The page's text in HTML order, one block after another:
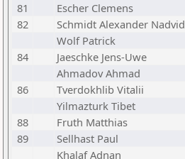
81
Escher Clemens
82
Schmidt Alexander Nadvid
Wolf Patrick
84
Jaeschke Jens-Uwe
Ahmadov Ahmad
86
Tverdokhlib Vitalii
Yilmazturk Tibet
88
Fruth Matthias
89
Sellhast Paul
Khalaf Adnan